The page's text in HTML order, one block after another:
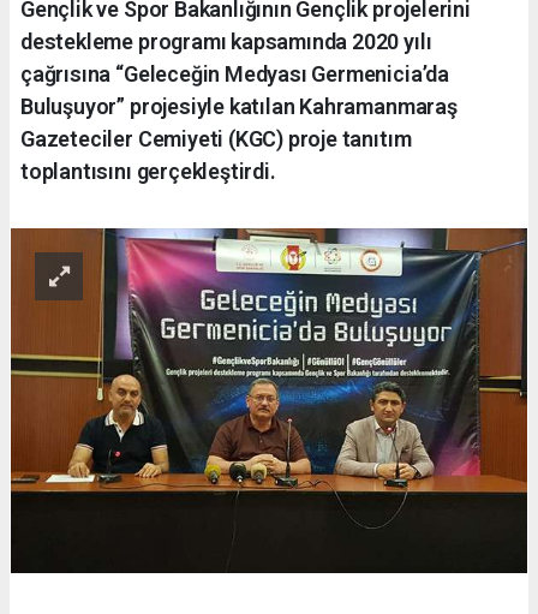
Gençlik ve Spor Bakanlığının Gençlik projelerini
destekleme programı kapsamında 2020 yılı
çağrısına “Geleceğin Medyası Germenicia’da
Buluşuyor” projesiyle katılan Kahramanmaraş
Gazeteciler Cemiyeti (KGC) proje tanıtım
toplantısını gerçekleştirdi.